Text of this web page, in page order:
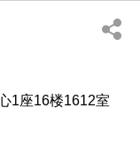
1座16楼1612室